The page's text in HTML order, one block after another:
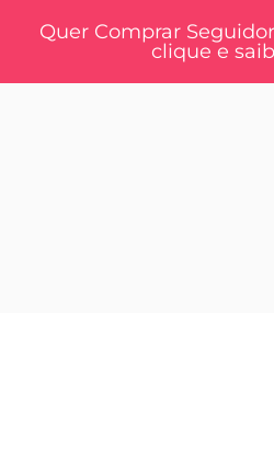
Quer Comprar
clique e